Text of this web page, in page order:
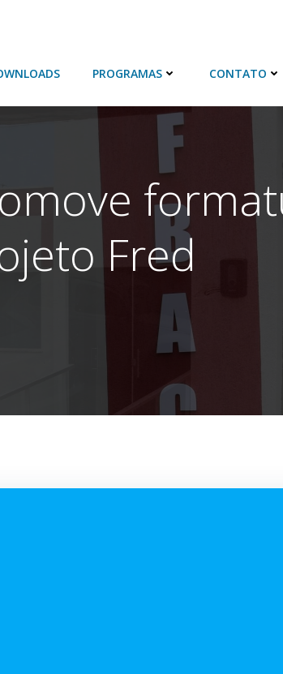
PROGRAMAS CONTATO
Fred